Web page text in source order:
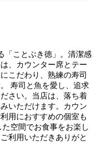
「ことぶき徳」。清潔感
、カウンター席とテー
こだわり、熟練の寿司
寿司と魚を愛し、追求
さい。当店は、落ち着
いただけます。カウン
用におすすめの個室も
空間でお食事をお楽し
利用いただきありがと